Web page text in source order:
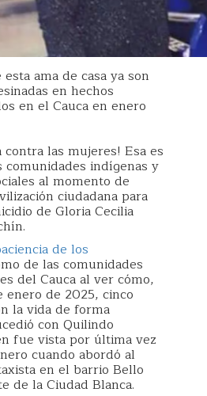
ama de casa ya son
en hechos
en el Cauca en enero
contra las mujeres! Esa es
comunidades indígenas y
al momento de
ciudadana para
de Gloria Cecilia
de los
de las comunidades
del Cauca al ver cómo,
enero de 2025, cinco
la vida de forma
con Quilindo
fue vista por última vez
cuando abordó al
en el barrio Bello
de la Ciudad Blanca.